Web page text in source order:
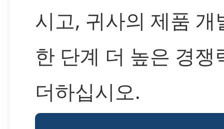
시고, 귀사의 제품 개
한 단계 더 높은 경쟁
더하십시오.